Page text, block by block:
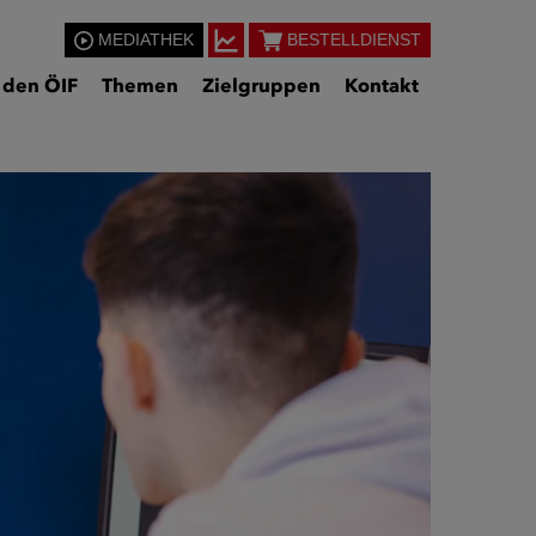
MEDIATHEK BESTELLDIENST
ÖIF Themen Zielgruppen Kontakt